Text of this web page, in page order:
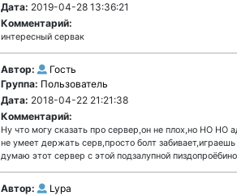
Дата: 2019-04-28 13:36:21
Комментарий:
интересный сервак
Автор:
Гость
Группа: Пользователь
Дата: 2018-04-22 21:21:38
Комментарий:
Ну что могу сказать про сервер,он не плох,но НО НО
не умеет держать серв,просто болт
думаю этот сервер с этой подзалупной
Автор:
Lypa